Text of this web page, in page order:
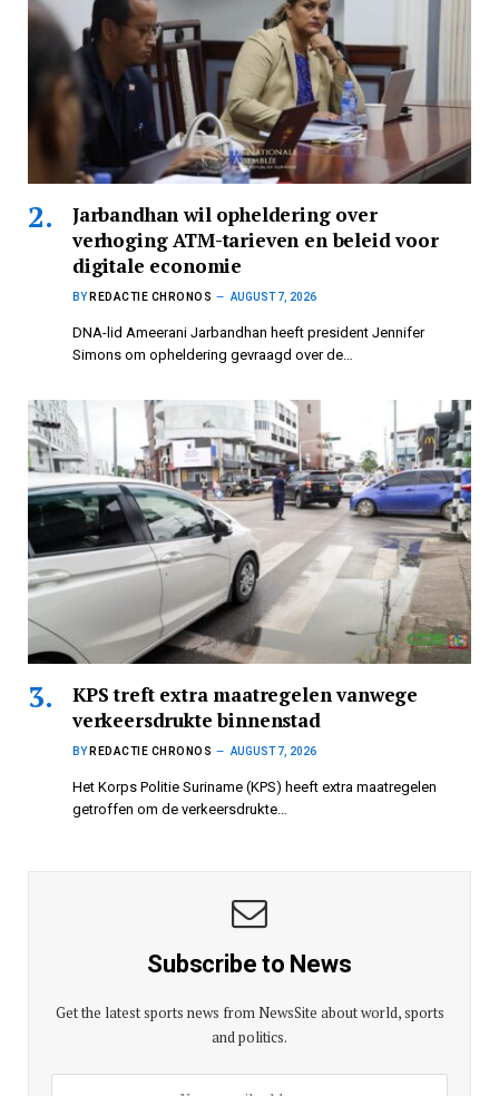
Jarbandhan wil opheldering over
verhoging ATM-tarieven en beleid voor
digitale economie
BY REDACTIE CHRONOS AUGUST 7, 2026
DNA-lid Ameerani Jarbandhan heeft president Jennifer
Simons om opheldering gevraagd over de…
KPS treft extra maatregelen vanwege
verkeersdrukte binnenstad
BY REDACTIE CHRONOS AUGUST 7, 2026
Het Korps Politie Suriname (KPS) heeft extra maatregelen
getroffen om de verkeersdrukte…
Subscribe to News
Get the latest sports news from NewsSite about world, sports
and politics.